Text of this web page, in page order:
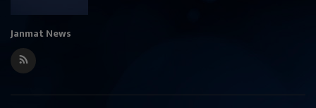
Janmat News